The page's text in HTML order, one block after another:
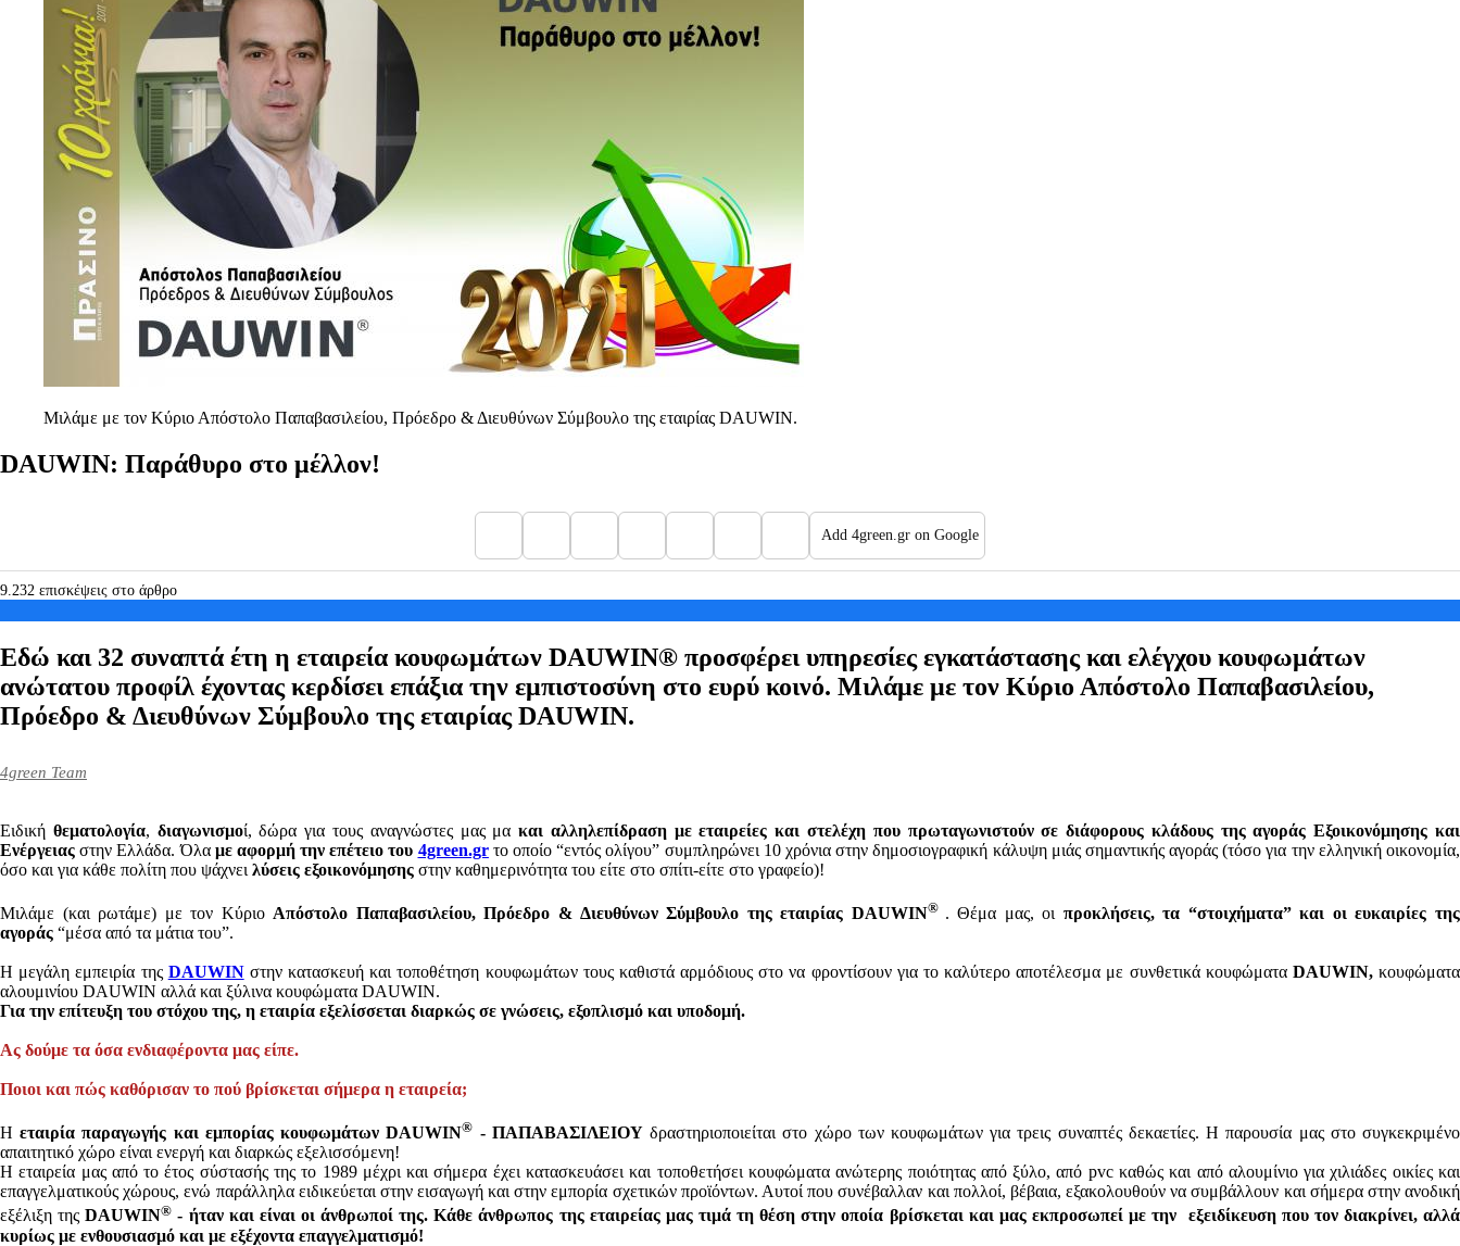
Μιλάμε με τον Κύριο Απόστολο Παπαβασιλείου, Πρόεδρο & Διευθύνων Σύμβουλο της εταιρίας DAUWIN.
DAUWIN: Παράθυρο στο μέλλον!
Add 4green.gr on Google
9.232 επισκέψεις στο άρθρο
Εδώ και 32 συναπτά έτη η εταιρεία κουφωμάτων DAUWIN® προσφέρει υπηρεσίες εγκατάστασης και ελέγχου κουφωμάτων
ανώτατου προφίλ έχοντας κερδίσει επάξια την εμπιστοσύνη στο ευρύ κοινό. Μιλάμε με τον Κύριο Απόστολο Παπαβασιλείου,
Πρόεδρο & Διευθύνων Σύμβουλο της εταιρίας DAUWIN.
4green Team
Ειδική θεματολογία, διαγωνισμοί, δώρα για τους αναγνώστες μας μακαι αλληλεπίδραση με εταιρείες και στελέχη που πρωταγωνιστούν σε διάφορους κλάδους της αγοράς Εξοικονόμησης και
Ενέργειας στην Ελλάδα. Όλα με αφορμή την επέτειο του 4green.grτο οποίο “εντός ολίγου” συμπληρώνει 10 χρόνια στην δημοσιογραφική κάλυψη μιάς σημαντικής αγοράς (τόσο για την ελληνική οικονομία,
όσο και για κάθε πολίτη που ψάχνει λύσεις εξοικονόμησης στην καθημερινότητα του είτε στο σπίτι-είτε στο γραφείο)!
Μιλάμε (και ρωτάμε) με τον Κύριο Απόστολο Παπαβασιλείου, Πρόεδρο & Διευθύνων Σύμβουλο της εταιρίας DAUWIN® . Θέμα μας, οι προκλήσεις, τα “στοιχήματα” και οι ευκαιρίες της
αγοράς “μέσα από τα μάτια του”.
Η μεγάλη εμπειρία της DAUWIN στην κατασκευή και τοποθέτηση κουφωμάτων τους καθιστά αρμόδιους στο να φροντίσουν για το καλύτερο αποτέλεσμα με συνθετικά κουφώματαDAUWIN,κουφώματα
αλουμινίου DAUWIN αλλά και ξύλινα κουφώματα DAUWIN.
Για την επίτευξη του στόχου της, η εταιρία εξελίσσεται διαρκώς σε γνώσεις, εξοπλισμό και υποδομή.
Aς δούμε τα όσα ενδιαφέροντα μας είπε.
Ποιοι και πώς καθόρισαν το πού βρίσκεται σήμερα η εταιρεία;
Ηεταιρία παραγωγής και εμπορίας κουφωμάτωνDAUWIN® - ΠΑΠΑΒΑΣΙΛΕΙΟΥδραστηριοποιείται στο χώρο των κουφωμάτων για τρεις συναπτές δεκαετίες. Η παρουσία μας στο συγκεκριμένο
απαιτητικό χώρο είναι ενεργή και διαρκώς εξελισσόμενη!
Η εταιρεία μας από το έτος σύστασής της το 1989 μέχρι και σήμερα έχει κατασκευάσει και τοποθετήσει κουφώματα ανώτερης ποιότητας από ξύλο, από pvc καθώς και από αλουμίνιο για χιλιάδες οικίες και
επαγγελματικούς χώρους, ενώ παράλληλα ειδικεύεται στην εισαγωγή και στην εμπορία σχετικών προϊόντων. Αυτοί που συνέβαλλαν και πολλοί, βέβαια, εξακολουθούν να συμβάλλουν και σήμερα στην ανοδική
εξέλιξη τηςDAUWIN® - ήταν και είναι οι άνθρωποί της. Κάθε άνθρωπος της εταιρείας μας τιμά τη θέση στην οποία βρίσκεται και μας εκπροσωπεί με την εξειδίκευση που τον διακρίνει, αλλά
κυρίως με ενθουσιασμό και με εξέχοντα επαγγελματισμό!